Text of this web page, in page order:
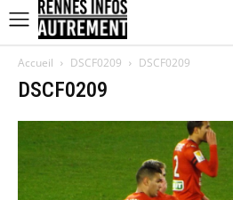
Accueil DSCF0209 DSCF0209
DSCF0209